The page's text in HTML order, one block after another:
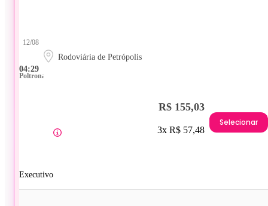
04:29
12/08
Rodoviária de Petrópolis
Poltrona
Executivo
R$ 155,03
3x R$ 57,48
Selecionar